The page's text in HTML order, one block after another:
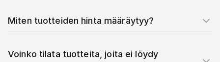
Miten tuotteiden hinta määräytyy?
Voinko tilata tuotteita, joita ei löydy